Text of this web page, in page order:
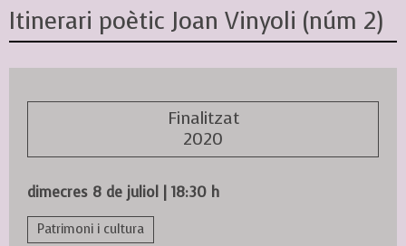
Itinerari poètic Joan Vinyoli (núm 2)
Finalitzat
2020
dimecres 8 de juliol | 18:30 h
Patrimoni i cultura